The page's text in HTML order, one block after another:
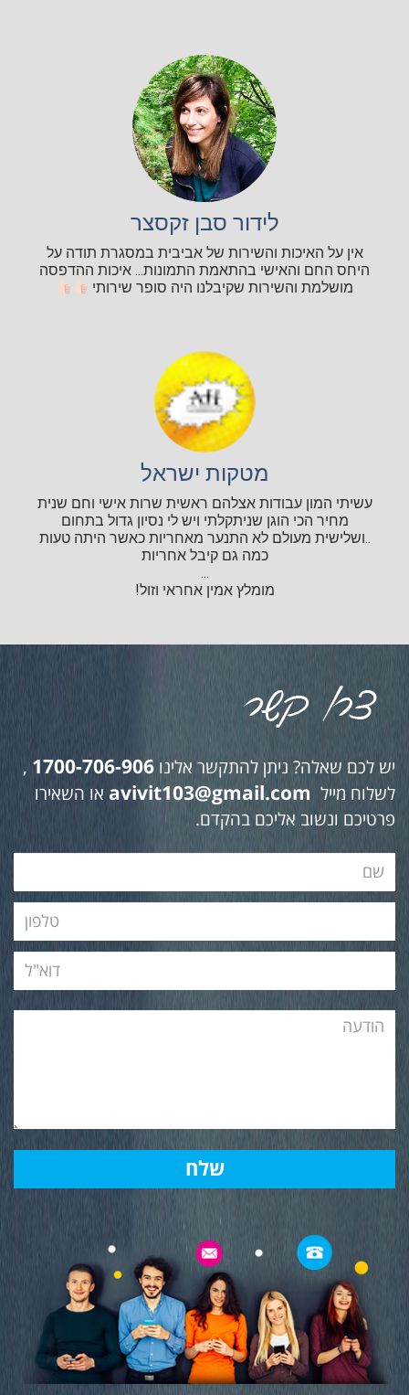
לידור סבן זקסצר
אין על האיכות והשירות של אביבית במסגרת תודה על
היחס החם והאישי בהתאמת התמונות... איכות ההדפסה
מושלמת והשירות שקיבלנו היה סופר שירותי
מטקות ישראל
עשיתי המון עבודות אצלהם ראשית שרות אישי וחם שנית
מחיר הכי הוגן שניתקלתי ויש לי נסיון גדול בתחום
..ושלישית מעולם לא התנער מאחריות כאשר היתה טעות
כמה גם קיבל אחריות
...
מומלץ אמין אחראי וזול!
יש לכם שאלה? ניתן להתקשר אלינו 1700-706-906
,
לשלוח מייל avivit103@gmail.com או השאירו
פרטיכם ונשוב אליכם בהקדם.